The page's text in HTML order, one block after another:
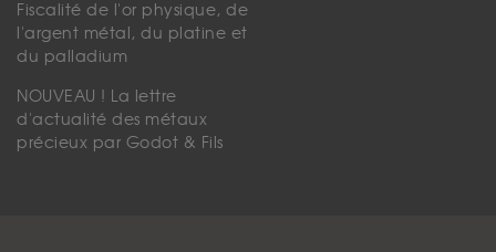
Fiscalité de l'or physique, de
l'argent métal, du platine et
du palladium
NOUVEAU ! La lettre
d'actualité des métaux
précieux par Godot & Fils